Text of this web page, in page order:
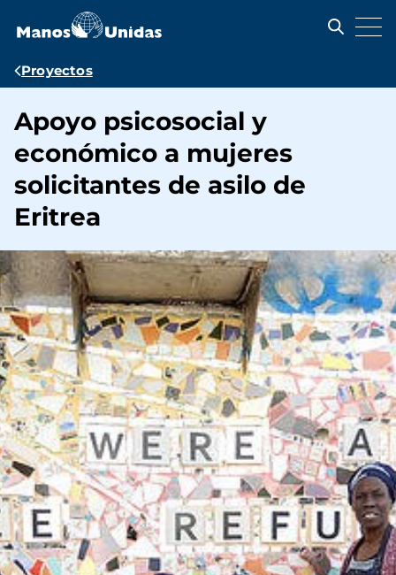
contenido
Ruta
navegación
Proyectos
Apoyo psicosocial y
económico a mujeres
solicitantes de asilo de
Eritrea